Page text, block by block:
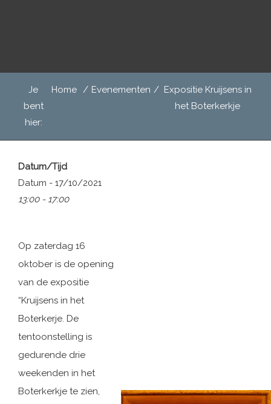
inhoud
Header
Rechts
Je
bent
hier:
Home / Evenementen / Expositie Kruijsens in
het Boterkerkje
Datum/Tijd
Datum - 17/10/2021
13:00 - 17:00
Op zaterdag 16
oktober is de opening
van de expositie
“Kruijsens in het
Boterkerje. De
tentoonstelling is
gedurende drie
weekenden in het
Boterkerkje te zien,